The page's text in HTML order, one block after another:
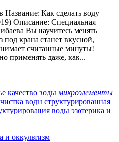
Как сделать воду
Описание: Специальная
Вы научитесь менять
под крана станет вкусной,
считанные минуты!
применять даже, как...
качество воды микроэлементы
воды структурированная
воды эзотерика и
и оккультизм